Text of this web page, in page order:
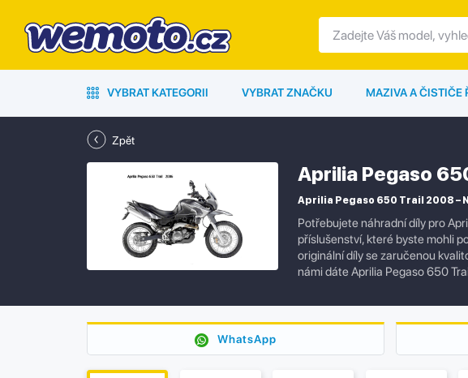
VYBRAT KATEGORII VYBRAT ZNAČKU MAZIVA A ČISTIČE
Zpět
Aprilia Pegaso
Aprilia Pegaso 650 Trail 2008 –
Potřebujete náhradní díly pro
příslušenství, které byste mohli
originální díly se zaručenou
námi dáte Aprilia Pegaso 650
WhatsApp